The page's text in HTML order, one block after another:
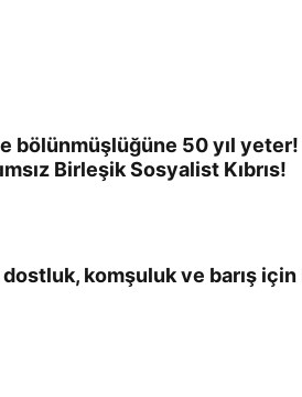
50 yıl yeter!
Birleşik Sosyalist Kıbrıs!
komşuluk ve barış